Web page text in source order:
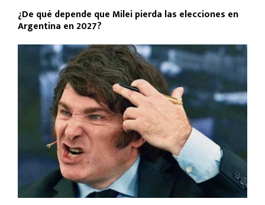
¿De qué depende que Milei pierda las elecciones en
Argentina en 2027?